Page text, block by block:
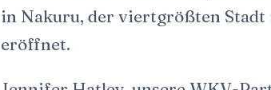
in Nakuru, der viertgrößten
eröffnet.